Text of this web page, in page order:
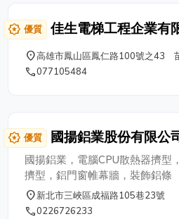
award_star 優質 佳生電梯工程企業有
place高雄市鳳山區鳳仁路100號之43
phone077105484
award_star 優質 國揚鋁業股份有限公
國揚鋁業，電腦CPU散熱器擠型
擠型，鋁門窗帷幕牆，裝飾鋁條
place新北市三峽區成福路105巷23號
phone0226726233